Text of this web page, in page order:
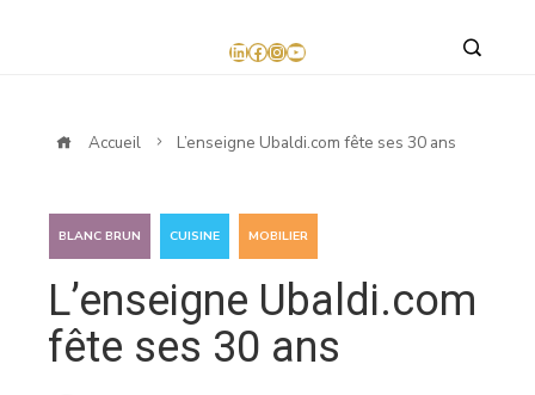
LinkedIn
Facebook
Instagram
YouTube
Accueil L’enseigne Ubaldi.com fête ses 30 ans
BLANC BRUN CUISINE MOBILIER
L’enseigne Ubaldi.com
fête ses 30 ans